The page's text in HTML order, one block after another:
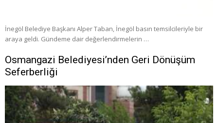
İnegöl Belediye Başkanı Alper Taban, İnegöl basın temsilcileriyle bir
araya geldi. Gündeme dair değerlendirmelerin …
Osmangazi Belediyesi’nden Geri Dönüşüm
Seferberliği